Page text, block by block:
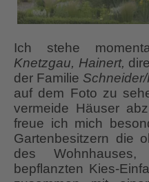
Ich stehe
Knetzgau, Hainert,
der Familie
auf dem Foto zu
vermeide Häuser
freue ich mich
Gartenbesitzern die
des Wohnhauses,
bepflanzten Kies-